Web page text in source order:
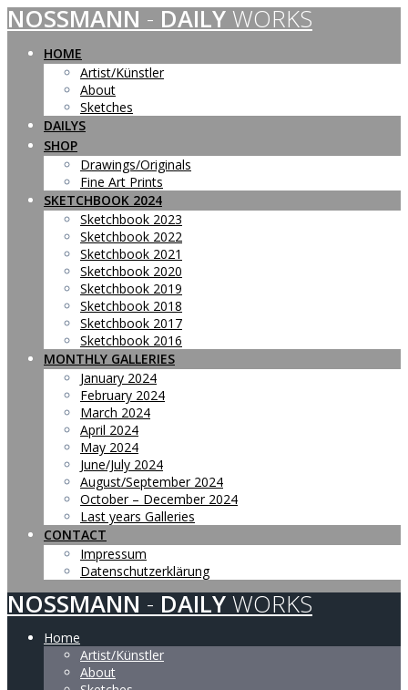
Skip
to
content
NOSSMANN - DAILY WORKS
HOME
Artist/Künstler
About
Sketches
DAILYS
SHOP
Drawings/Originals
Fine Art Prints
SKETCHBOOK 2024
Sketchbook 2023
Sketchbook 2022
Sketchbook 2021
Sketchbook 2020
Sketchbook 2019
Sketchbook 2018
Sketchbook 2017
Sketchbook 2016
MONTHLY GALLERIES
January 2024
February 2024
March 2024
April 2024
May 2024
June/July 2024
August/September 2024
October – December 2024
Last years Galleries
CONTACT
Impressum
Datenschutzerklärung
NOSSMANN - DAILY WORKS
Home
Artist/Künstler
About